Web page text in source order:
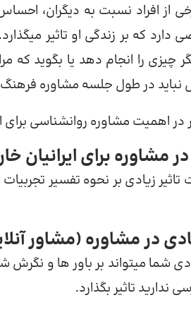
از افراد نسبت به دیگران،
که بر زندگی او تاثیر
چیزی را انجام دهد یا بگوید که
در طول جلسه مشاوره فرهنگ
در اهمیت مشاوره روانشناسی برای
در مشاوره برای ایرانیان
زیادی بر نحوه تفسیر
شما میتواند بر باور ها و
ندارید تاثیر بگذارد.